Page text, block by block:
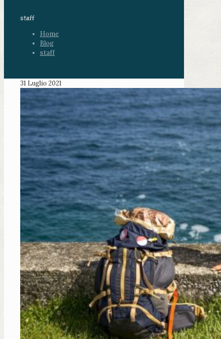
staff
Home
Blog
staff
31 Luglio 2021